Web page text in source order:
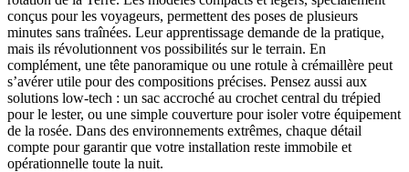
conçus pour les voyageurs, permettent des poses de plusieurs
minutes sans traînées. Leur apprentissage demande de la pratique,
mais ils révolutionnent vos possibilités sur le terrain. En
complément, une tête panoramique ou une rotule à crémaillère peut
s’avérer utile pour des compositions précises. Pensez aussi aux
solutions low-tech : un sac accroché au crochet central du trépied
pour le lester, ou une simple couverture pour isoler votre équipement
de la rosée. Dans des environnements extrêmes, chaque détail
compte pour garantir que votre installation reste immobile et
opérationnelle toute la nuit.